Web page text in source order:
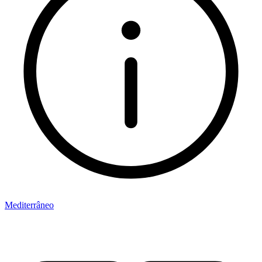
Mediterrâneo